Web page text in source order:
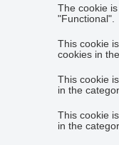
The cookie
"Functional".
This cookie
cookies in
This cookie
in the
This cookie
in the